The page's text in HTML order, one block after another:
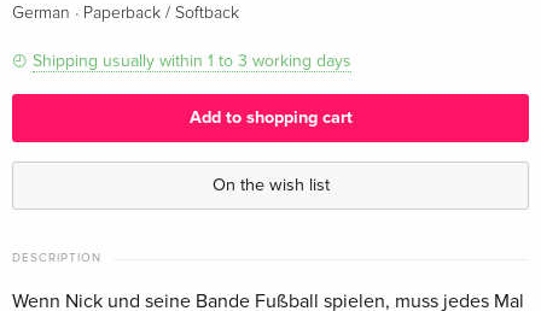
German · Paperback / Softback
Shipping usually within 1 to 3 working days
Add to shopping cart
On the wish list
DESCRIPTION
Wenn Nick und seine Bande Fußball spielen, muss jedes Mal